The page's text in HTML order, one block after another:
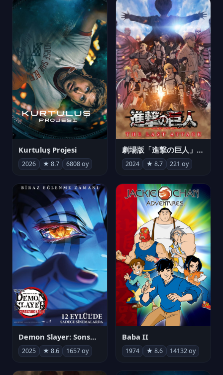
Kurtuluş Projesi
2026 ★ 8.7 6808 oy
劇場版「進撃の巨人」完結編 THE LAST ATTACK
2024 ★ 8.7 221 oy
Demon Slayer: Sonsuzluk Kalesi
2025 ★ 8.6 1657 oy
Baba II
1974 ★ 8.6 14132 oy